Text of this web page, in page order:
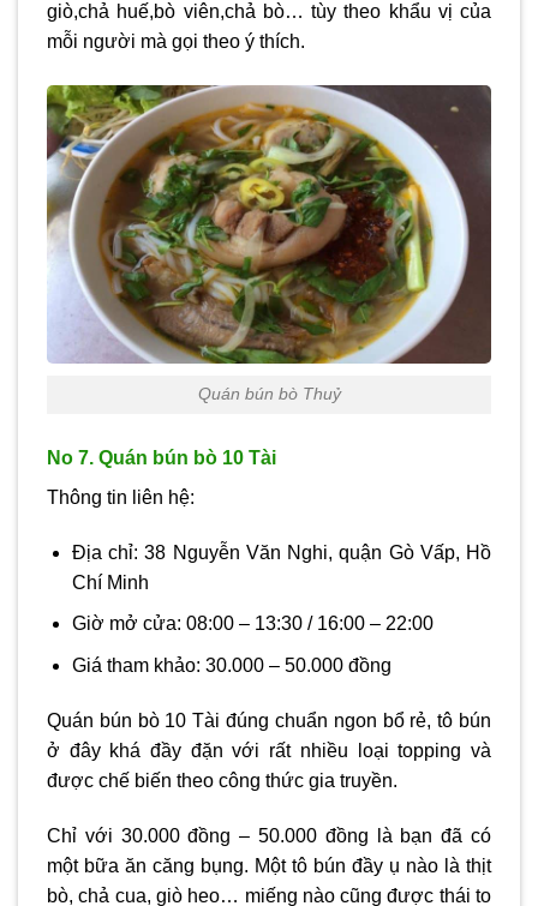
giò,chả huế,bò viên,chả bò… tùy theo khẩu vị của
mỗi người mà gọi theo ý thích.
Quán bún bò Thuỷ
No 7. Quán bún bò 10 Tài
Thông tin liên hệ:
Địa chỉ: 38 Nguyễn Văn Nghi, quận Gò Vấp, Hồ
Chí Minh
Giờ mở cửa: 08:00 – 13:30 / 16:00 – 22:00
Giá tham khảo: 30.000 – 50.000 đồng
Quán bún bò 10 Tài đúng chuẩn ngon bổ rẻ, tô bún
ở đây khá đầy đặn với rất nhiều loại topping và
được chế biến theo công thức gia truyền.
Chỉ với 30.000 đồng – 50.000 đồng là bạn đã có
một bữa ăn căng bụng. Một tô bún đầy ụ nào là thịt
bò, chả cua, giò heo… miếng nào cũng được thái to